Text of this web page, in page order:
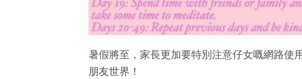
暑假將至，家長更加要特別注意仔女嘅網路使
朋友世界！